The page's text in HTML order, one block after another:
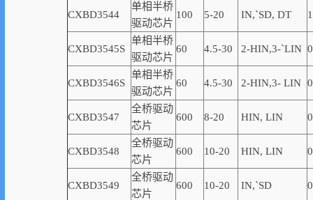
CXBD3544
单相半桥
驱动芯片
100 5-20 IN,`SD, DT
CXBD3545S
单相半桥
驱动芯片
60 4.5-30 2-HIN,3-`LIN
CXBD3546S
单相半桥
驱动芯片
60 4.5-30 2-HIN,3- LIN
CXBD3547
全桥驱动
芯片
600 8-20 HIN, LIN
CXBD3548
全桥驱动
芯片
600 10-20 HIN, LIN
CXBD3549
全桥驱动
芯片
600 10-20 IN,`SD